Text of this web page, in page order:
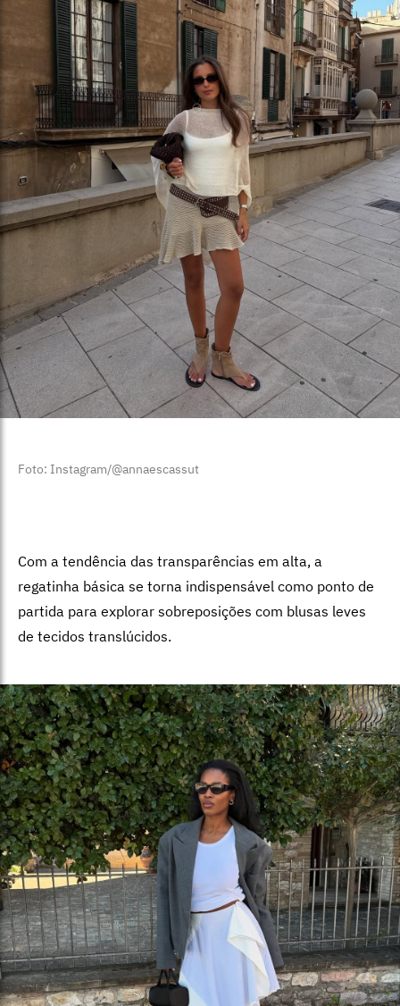
Foto: Instagram/@annaescassut
Com a tendência das transparências em alta, a
regatinha básica se torna indispensável como ponto de
partida para explorar sobreposições com blusas leves
de tecidos translúcidos.